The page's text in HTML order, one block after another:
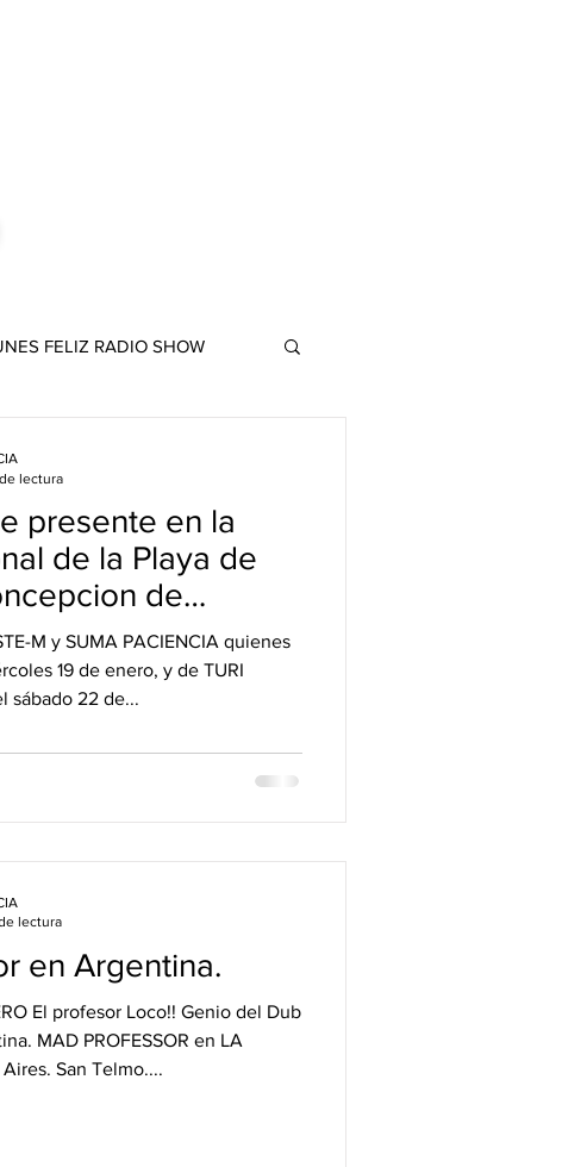
FELIZ RADIO SHOW
presente en la
de la Playa de
de
M y SUMA PACIENCIA quienes
19 de enero, y de TURI
sábado 22 de...
lectura
en Argentina.
El profesor Loco!! Genio del Dub
en LA
San Telmo....
lectura